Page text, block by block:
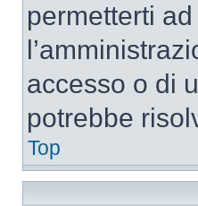
permetterti
accesso o di
potrebbe
Top